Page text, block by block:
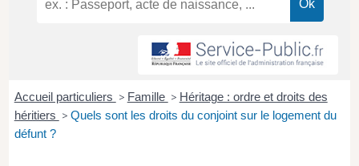
Accueil particuliers > Famille > Héritage : ordre et droits des
héritiers > Quels sont les droits du conjoint sur le logement du
défunt ?